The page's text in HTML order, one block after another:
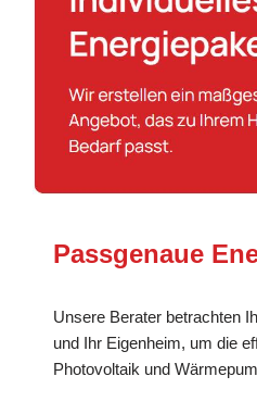
Passgenaue
Unsere Berater betrachten
und Ihr Eigenheim, um die
Photovoltaik und